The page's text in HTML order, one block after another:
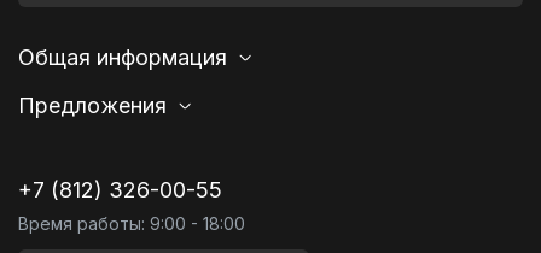
Общая информация
Предложения
+7 (812) 326-00-55
Время работы: 9:00 - 18:00